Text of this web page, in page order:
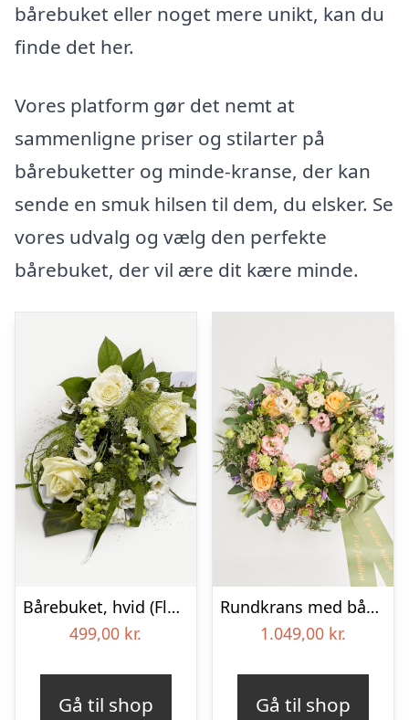
bårebuket eller noget mere unikt, kan du
finde det her.
Vores platform gør det nemt at
sammenligne priser og stilarter på
bårebuketter og minde-kranse, der kan
sende en smuk hilsen til dem, du elsker. Se
vores udvalg og vælg den perfekte
bårebuket, der vil ære dit kære minde.
Bårebuket, hvid (Floristens kreative valg) med bånd
499,00 kr.
Gå til shop
Rundkrans med bånd – Floristens kreative valg
1.049,00 kr.
Gå til shop